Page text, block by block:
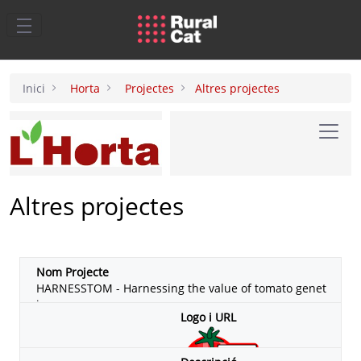
Salta al contingut principal
Inici Horta Projectes Altres projectes
Altres projectes
HARNESSTOM - Harnessing the value of tomato genet
ic resources